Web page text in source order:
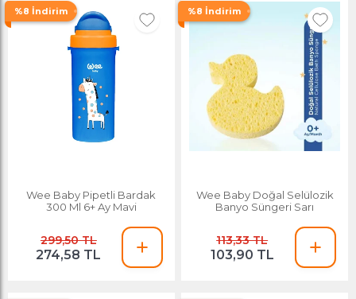
%8 İndirim
Wee Baby Pipetli Bardak
300 Ml 6+ Ay Mavi
299,50 TL
274,58 TL
%8 İndirim
Wee Baby Doğal Selülozik
Banyo Süngeri Sarı
113,33 TL
103,90 TL